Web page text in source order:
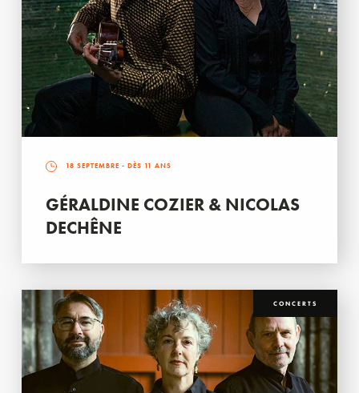
18 SEPTEMBRE - DÈS 11 ANS
GÉRALDINE COZIER & NICOLAS
DECHÊNE
CONCERTS